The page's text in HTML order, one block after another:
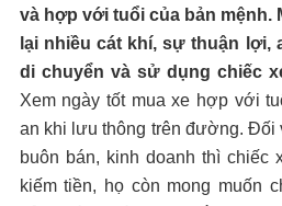
và hợp với tuổi của bản mệnh.
lại nhiều cát khí, sự thuận lợi,
di chuyển và sử dụng chiếc
Xem ngày tốt mua xe hợp với
an khi lưu thông trên đường.
buôn bán, kinh doanh thì chiếc
kiếm tiền, họ còn mong muốn